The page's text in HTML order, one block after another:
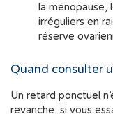
la ménopause,
irréguliers en
réserve
Quand consulter
Un retard ponctuel
revanche, si vous